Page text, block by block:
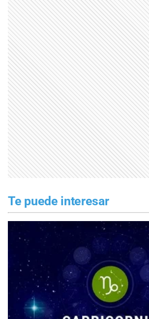
Te puede interesar